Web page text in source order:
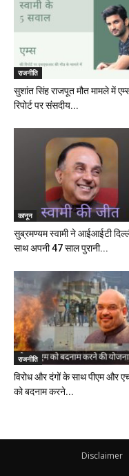
राजनीति
सुशांत सिंह राजपूत मौत मामले में
रिपोर्ट पर संसदीय...
कानून
सुब्रमण्यम स्वामी ने आईआईटी
साथ अपनी 47 साल पुरानी...
राजनीति
विरोध और दंगों के साथ पीएम और
को बदनाम करने...
Disclaimer